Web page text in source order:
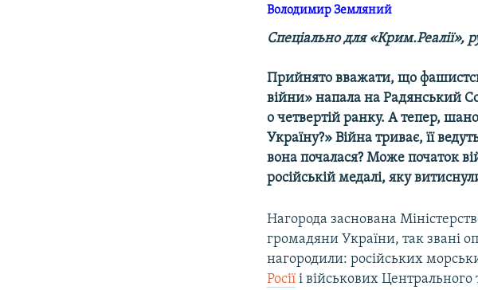
Володимир Земляний
Спеціально для «Крим.Реалії»,
Прийнято вважати, що
війни» напала на Радянський
о четвертій ранку. А тепер,
Україну?» Війна триває, її
вона почалася? Може початок
російській медалі, яку
Нагорода заснована
громадяни України, так звані
нагородили: російських
Росії і військових Центрального